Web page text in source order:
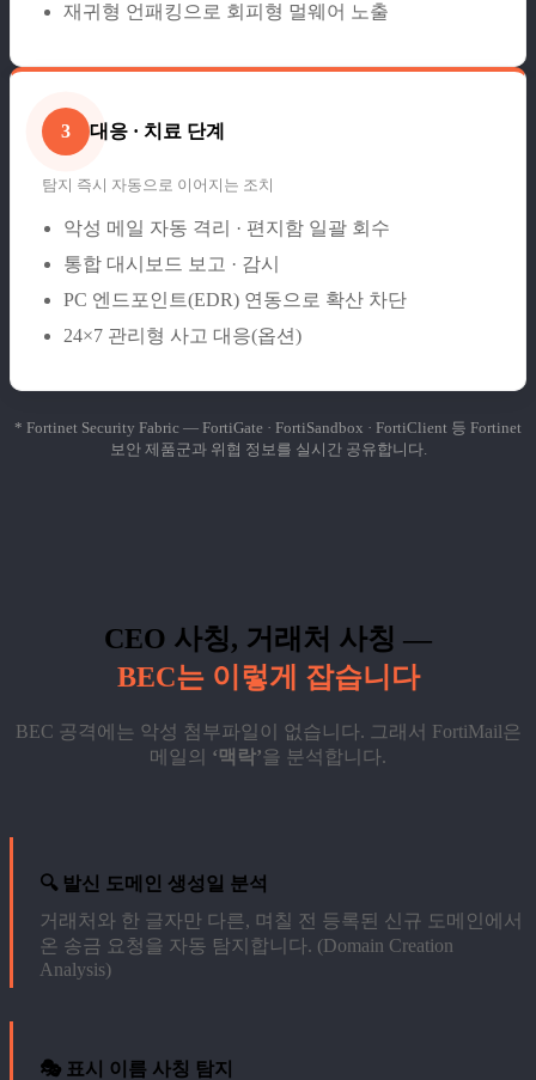
재귀형 언패킹으로 회피형 멀웨어 노출
3 대응 · 치료 단계
탐지 즉시 자동으로 이어지는 조치
악성 메일 자동 격리 · 편지함 일괄 회수
통합 대시보드 보고 · 감시
PC 엔드포인트(EDR) 연동으로 확산 차단
24×7 관리형 사고 대응(옵션)
* Fortinet Security Fabric — FortiGate · FortiSandbox · FortiClient 등 Fortinet
보안 제품군과 위협 정보를 실시간 공유합니다.
CEO 사칭, 거래처 사칭 —
BEC는 이렇게 잡습니다
BEC 공격에는 악성 첨부파일이 없습니다. 그래서 FortiMail은
메일의 ‘맥락’을 분석합니다.
🔍 발신 도메인 생성일 분석
거래처와 한 글자만 다른, 며칠 전 등록된 신규 도메인에서
온 송금 요청을 자동 탐지합니다. (Domain Creation
Analysis)
🎭 표시 이름 사칭 탐지